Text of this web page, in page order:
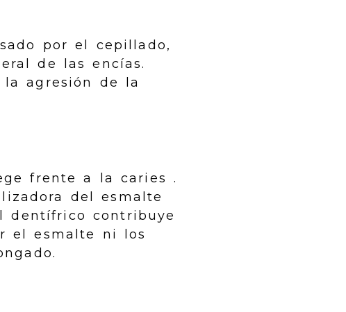
por el cepillado,
de las encías.
agresión de la
frente a la caries .
del esmalte
dentífrico contribuye
el esmalte ni los